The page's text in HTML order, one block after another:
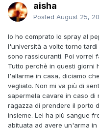
aisha
Posted August 25,
Io ho comprato lo spray al
l'università a volte torno
sono rassicuranti. Poi vorrei
Tutto perchè in questi giorni
l'allarme in casa, diciamo
vegliato. Non mi va più di
sapermela cavare in caso di
ragazza di prendere il porto
insieme. Lei ha più sangue
abituata ad avere un'arma